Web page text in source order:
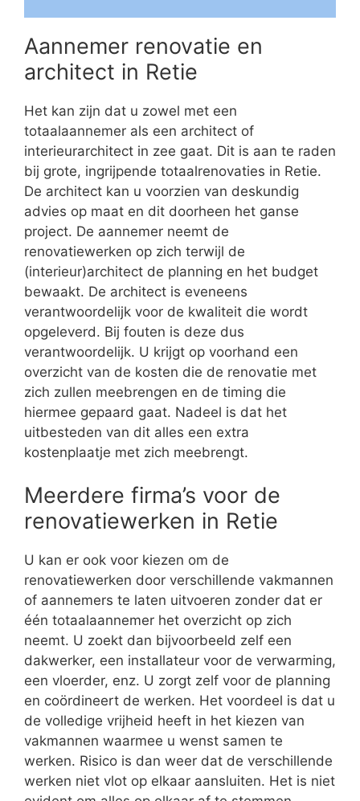
Aannemer renovatie en
architect in Retie
Het kan zijn dat u zowel met een
totaalaannemer als een architect of
interieurarchitect in zee gaat. Dit is aan te raden
bij grote, ingrijpende totaalrenovaties in Retie.
De architect kan u voorzien van deskundig
advies op maat en dit doorheen het ganse
project. De aannemer neemt de
renovatiewerken op zich terwijl de
(interieur)architect de planning en het budget
bewaakt. De architect is eveneens
verantwoordelijk voor de kwaliteit die wordt
opgeleverd. Bij fouten is deze dus
verantwoordelijk. U krijgt op voorhand een
overzicht van de kosten die de renovatie met
zich zullen meebrengen en de timing die
hiermee gepaard gaat. Nadeel is dat het
uitbesteden van dit alles een extra
kostenplaatje met zich meebrengt.
Meerdere firma’s voor de
renovatiewerken in Retie
U kan er ook voor kiezen om de
renovatiewerken door verschillende vakmannen
of aannemers te laten uitvoeren zonder dat er
één totaalaannemer het overzicht op zich
neemt. U zoekt dan bijvoorbeeld zelf een
dakwerker, een installateur voor de verwarming,
een vloerder, enz. U zorgt zelf voor de planning
en coördineert de werken. Het voordeel is dat u
de volledige vrijheid heeft in het kiezen van
vakmannen waarmee u wenst samen te
werken. Risico is dan weer dat de verschillende
werken niet vlot op elkaar aansluiten. Het is niet